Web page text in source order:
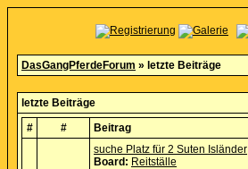
DasGangPferdeForum » letzte Beiträge
letzte Beiträge
#
#
Beitrag
suche Platz für 2 Suten Isländer
Board: Reitställe